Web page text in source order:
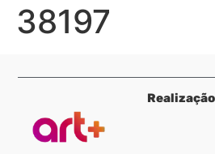
38197
Realização